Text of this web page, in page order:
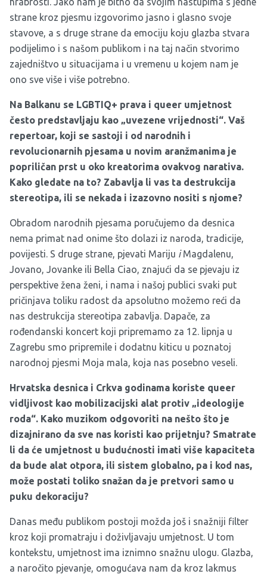
strane kroz pjesmu izgovorimo jasno i glasno svoje
stavove, a s druge strane da emociju koju glazba stvara
podijelimo i s našom publikom i na taj način stvorimo
zajedništvo u situacijama i u vremenu u kojem nam je
ono sve više i više potrebno.
Na Balkanu se LGBTIQ+ prava i queer umjetnost
često predstavljaju kao „uvezene vrijednosti“. Vaš
repertoar, koji se sastoji i od narodnih i
revolucionarnih pjesama u novim aranžmanima je
popriličan prst u oko kreatorima ovakvog narativa.
Kako gledate na to? Zabavlja li vas ta destrukcija
stereotipa, ili se nekada i izazovno nositi s njome?
Obradom narodnih pjesama poručujemo da desnica
nema primat nad onime što dolazi iz naroda, tradicije,
povijesti. S druge strane, pjevati Mariju iMagdalenu,
Jovano, Jovanke ili Bella Ciao, znajući da se pjevaju iz
perspektive žena ženi, i nama i našoj publici svaki put
pričinjava toliku radost da apsolutno možemo reći da
nas destrukcija stereotipa zabavlja. Dapače, za
rođendanski koncert koji pripremamo za 12. lipnja u
Zagrebu smo pripremile i dodatnu kiticu u poznatoj
narodnoj pjesmi Moja mala, koja nas posebno veseli.
Hrvatska desnica i Crkva godinama koriste queer
vidljivost kao mobilizacijski alat protiv „ideologije
roda“. Kako muzikom odgovoriti na nešto što je
dizajnirano da sve nas koristi kao prijetnju? Smatrate
li da će umjetnost u budućnosti imati više kapaciteta
da bude alat otpora, ili sistem globalno, pa i kod nas,
može postati toliko snažan da je pretvori samo u
puku dekoraciju?
Danas među publikom postoji možda još i snažniji filter
kroz koji promatraju i doživljavaju umjetnost. U tom
kontekstu, umjetnost ima iznimno snažnu ulogu. Glazba,
a naročito pjevanje, omogućava nam da kroz lakmus